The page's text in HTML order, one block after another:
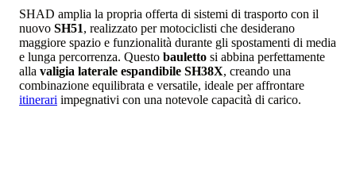
SHAD amplia la propria offerta di sistemi di trasporto con il
nuovo SH51, realizzato per motociclisti che desiderano
maggiore spazio e funzionalità durante gli spostamenti di media
e lunga percorrenza. Questo bauletto si abbina perfettamente
alla valigia laterale espandibile SH38X, creando una
combinazione equilibrata e versatile, ideale per affrontare
itinerari impegnativi con una notevole capacità di carico.